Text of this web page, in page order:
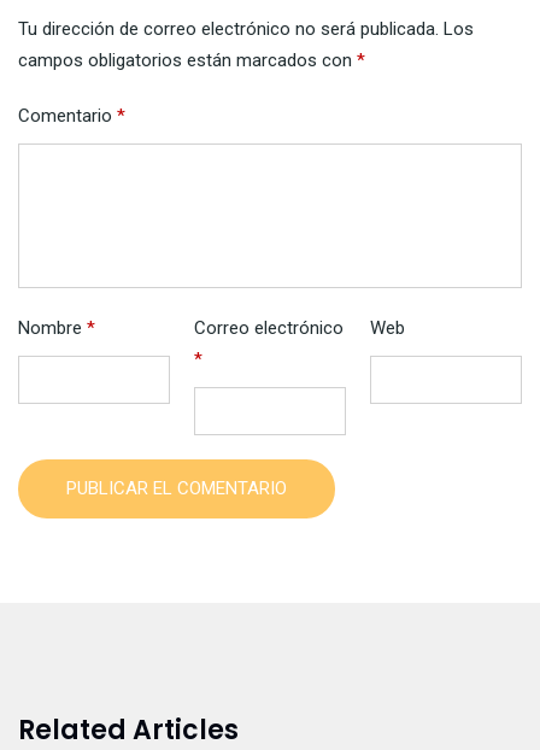
Tu dirección de correo electrónico no será publicada. Los
campos obligatorios están marcados con *
Comentario *
Nombre *
Correo electrónico
*
Web
PUBLICAR EL COMENTARIO
Related Articles